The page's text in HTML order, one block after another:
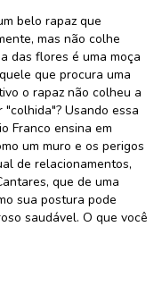
belo rapaz que
mas não colhe
das flores é uma moça
que procura uma
o rapaz não colheu a
Usando essa
Franco ensina em
um muro e os perigos
de relacionamentos,
que de uma
sua postura pode
saudável. O que você